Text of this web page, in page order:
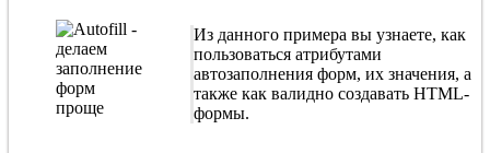
Из данного примера вы узнаете, как
пользоваться атрибутами
автозаполнения форм, их значения, а
также как валидно создавать HTML-
формы.